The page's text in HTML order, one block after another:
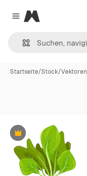
Close menu
Magnific
Startseite/Stock/Vektoren
Premium